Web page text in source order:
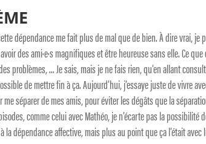
dépendance me fait plus de mal que de bien. À dire vrai, je
des ami·e·s magnifiques et être heureuse sans elle. Ce
problèmes, … Je sais, mais je ne fais rien, qu’en allant
de mettre fin à ça. Aujourd’hui, j’essaye juste de vivre
séparer de mes amis, pour éviter les dégâts que la
comme celui avec Mathéo, je n’écarte pas la possibilité
la dépendance affective, mais plus au point que ça l’était avec